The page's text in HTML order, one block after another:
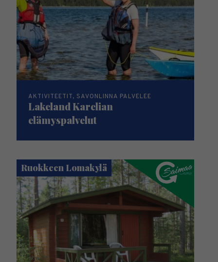
AKTIVITEETIT, SAVONLINNA PALVELEE
Lakeland Karelian
elämyspalvelut
Ruokkeen Lomakylä